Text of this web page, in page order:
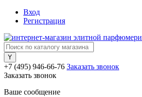
Вход
Регистрация
+7 (495) 946-66-76 Заказать звонок
Заказать звонок
Ваше сообщение